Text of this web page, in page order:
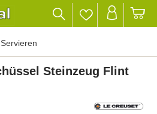
Steinzeug Flint